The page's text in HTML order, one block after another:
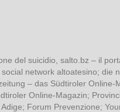
del suicidio, salto.bz – il
social network altoatesino; die
– das Südtiroler Online-
Online-Magazin;
Forum Prevenzione;